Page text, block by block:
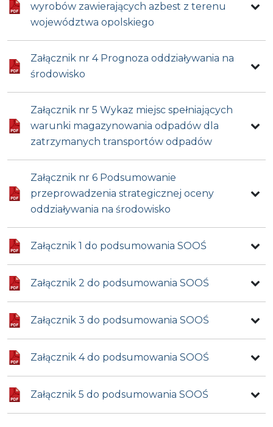
wyrobów zawierających azbest z terenu
województwa opolskiego
Załącznik nr 4 Prognoza oddziaływania na
środowisko
Załącznik nr 5 Wykaz miejsc spełniających
warunki magazynowania odpadów dla
zatrzymanych transportów odpadów
Załącznik nr 6 Podsumowanie
przeprowadzenia strategicznej oceny
oddziaływania na środowisko
Załącznik 1 do podsumowania SOOŚ
Załącznik 2 do podsumowania SOOŚ
Załącznik 3 do podsumowania SOOŚ
Załącznik 4 do podsumowania SOOŚ
Załącznik 5 do podsumowania SOOŚ